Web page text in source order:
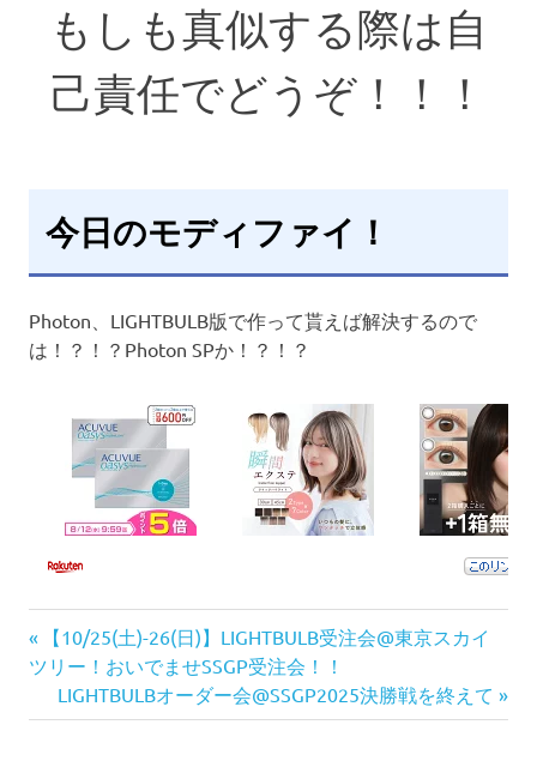
もしも真似する際は自
己責任でどうぞ！！！
今日のモディファイ！
Photon、LIGHTBULB版で作って貰えば解決するので
は！？！？Photon SPか！？！？
投
稿
前
の
記
事:
【10/25(土)-26(日)】LIGHTBULB受注会@東京スカイ
ツリー！おいでませSSGP受注会！！
次
の
LIGHTBULBオーダー会@SSGP2025決勝戦を終えて